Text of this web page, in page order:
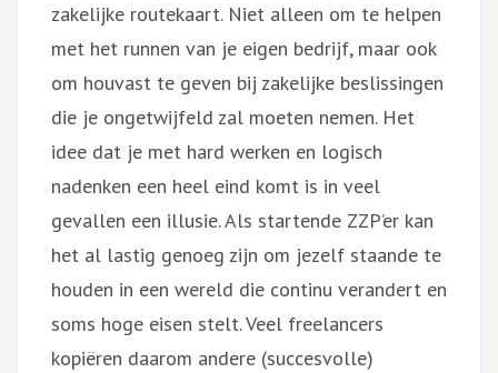
zakelijke routekaart. Niet alleen om te helpen
met het runnen van je eigen bedrijf, maar ook
om houvast te geven bij zakelijke beslissingen
die je ongetwijfeld zal moeten nemen. Het
idee dat je met hard werken en logisch
nadenken een heel eind komt is in veel
gevallen een illusie. Als startende ZZP’er kan
het al lastig genoeg zijn om jezelf staande te
houden in een wereld die continu verandert en
soms hoge eisen stelt. Veel freelancers
kopiëren daarom andere (succesvolle)